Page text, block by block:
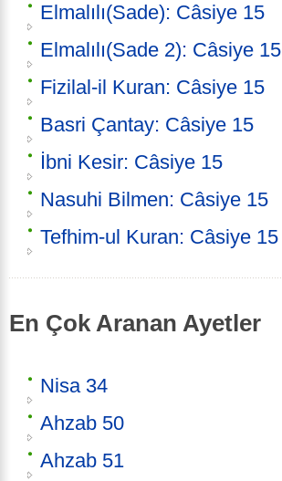
Elmalılı(Sade): Câsiye 15
Elmalılı(Sade 2): Câsiye 15
Fizilal-il Kuran: Câsiye 15
Basri Çantay: Câsiye 15
İbni Kesir: Câsiye 15
Nasuhi Bilmen: Câsiye 15
Tefhim-ul Kuran: Câsiye 15
En Çok Aranan Ayetler
Nisa 34
Ahzab 50
Ahzab 51